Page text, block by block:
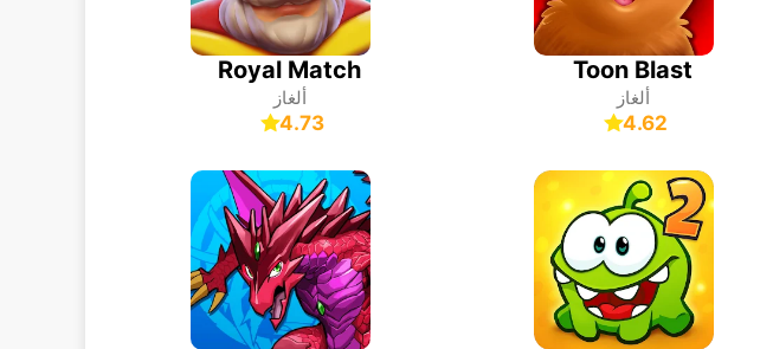
Royal Match
ألغاز
4.73
Toon Blast
ألغاز
4.62